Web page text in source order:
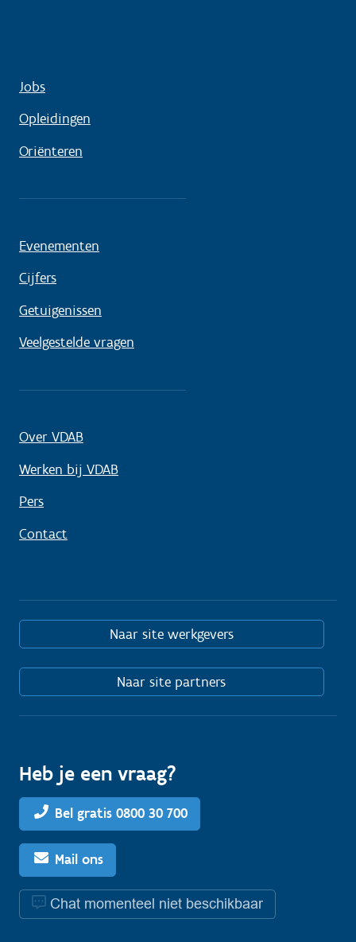
Jobs
Opleidingen
Oriënteren
Evenementen
Cijfers
Getuigenissen
Veelgestelde vragen
Over VDAB
Werken bij VDAB
Pers
Contact
Naar site werkgevers
Naar site partners
Heb je een vraag?
Bel gratis 0800 30 700
Mail ons
Chat momenteel niet beschikbaar